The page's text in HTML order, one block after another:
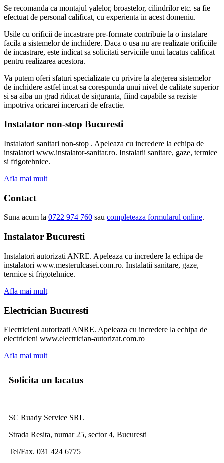
Se recomanda ca montajul yalelor, broastelor, cilindrilor etc. sa fie
efectuat de personal calificat, cu experienta in acest domeniu.
Usile cu orificii de incastrare pre-formate contribuie la o instalare
facila a sistemelor de inchidere. Daca o usa nu are realizate orificiile
de incastrare, este indicat sa solicitati serviciile unui lacatus calificat
pentru realizarea acestora.
Va putem oferi sfaturi specializate cu privire la alegerea sistemelor
de inchidere astfel incat sa corespunda unui nivel de calitate superior
si sa aiba un grad ridicat de siguranta, fiind capabile sa reziste
impotriva oricarei incercari de efractie.
Instalator non-stop Bucuresti
Instalatori sanitari non-stop . Apeleaza cu incredere la echipa de
instalatori www.instalator-sanitar.ro. Instalatii sanitare, gaze, termice
si frigotehnice.
Afla mai mult
Contact
Suna acum la 0722 974 760 sau completeaza formularul online.
Instalator Bucuresti
Instalatori autorizati ANRE. Apeleaza cu incredere la echipa de
instalatori www.mesterulcasei.com.ro. Instalatii sanitare, gaze,
termice si frigotehnice.
Afla mai mult
Electrician Bucuresti
Electricieni autorizati ANRE. Apeleaza cu incredere la echipa de
electricieni www.electrician-autorizat.com.ro
Afla mai mult
Solicita un lacatus
SC Ruady Service SRL
Strada Resita, numar 25, sector 4, Bucuresti
Tel/Fax. 031 424 6775